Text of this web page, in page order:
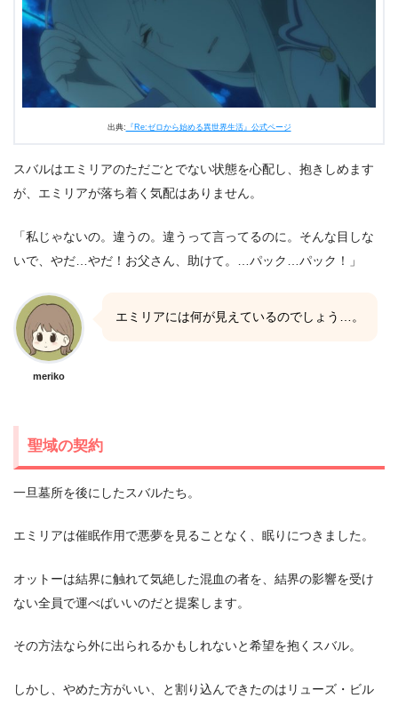
出典: 『Re:ゼロから始める異世界生活』公式ページ
スバルはエミリアのただごとでない状態を心配し、抱きしめます
が、エミリアが落ち着く気配はありません。
「私じゃないの。違うの。違うって言ってるのに。そんな目しな
いで、やだ…やだ！お父さん、助けて。…パック…パック！」
meriko
エミリアには何が見えているのでしょう…。
聖域の契約
一旦墓所を後にしたスバルたち。
エミリアは催眠作用で悪夢を見ることなく、眠りにつきました。
オットーは結界に触れて気絶した混血の者を、結界の影響を受け
ない全員で運べばいいのだと提案します。
その方法なら外に出られるかもしれないと希望を抱くスバル。
しかし、やめた方がいい、と割り込んできたのはリューズ・ビル